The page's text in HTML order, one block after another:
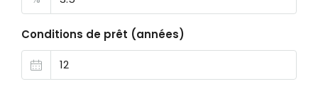
Conditions de prêt (années)